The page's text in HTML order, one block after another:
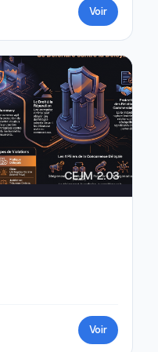
Voir
CEJM 2.03
Voir